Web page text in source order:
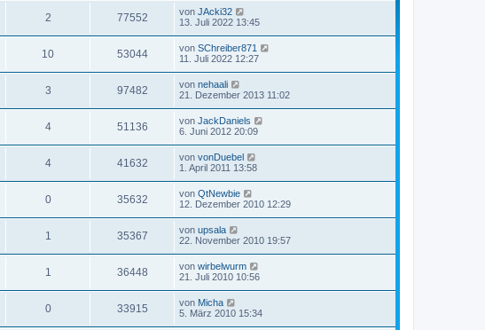
2 77552 von JAcki32
13. Juli 2022 13:45
10 53044 von SChreiber871
11. Juli 2022 12:27
3 97482 von nehaali
21. Dezember 2013 11:02
4 51136 von JackDaniels
6. Juni 2012 20:09
4 41632 von vonDuebel
1. April 2011 13:58
0 35632 von QtNewbie
12. Dezember 2010 12:29
1 35367 von upsala
22. November 2010 19:57
1 36448 von wirbelwurm
21. Juli 2010 10:56
0 33915 von Micha
5. März 2010 15:34